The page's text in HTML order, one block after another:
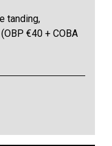
tanding,
€40 + COBA